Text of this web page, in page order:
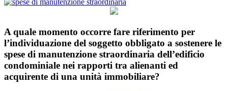
A quale momento occorre fare riferimento per
l’individuazione del soggetto obbligato a sostenere le
spese di manutenzione straordinaria dell’edificio
condominiale nei rapporti tra alienanti ed
acquirente di una unità immobiliare?